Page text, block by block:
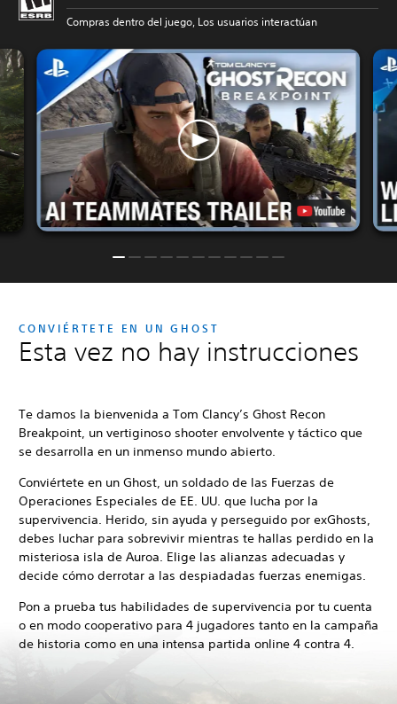
Compras dentro del juego, Los usuarios interactúan
CONVIÉRTETE EN UN GHOST
Esta vez no hay instrucciones
Te damos la bienvenida a Tom Clancy’s Ghost Recon
Breakpoint, un vertiginoso shooter envolvente y táctico que
se desarrolla en un inmenso mundo abierto.
Conviértete en un Ghost, un soldado de las Fuerzas de
Operaciones Especiales de EE. UU. que lucha por la
supervivencia. Herido, sin ayuda y perseguido por exGhosts,
debes luchar para sobrevivir mientras te hallas perdido en la
misteriosa isla de Auroa. Elige las alianzas adecuadas y
decide cómo derrotar a las despiadadas fuerzas enemigas.
Pon a prueba tus habilidades de supervivencia por tu cuenta
o en modo cooperativo para 4 jugadores tanto en la campaña
de historia como en una intensa partida online 4 contra 4.